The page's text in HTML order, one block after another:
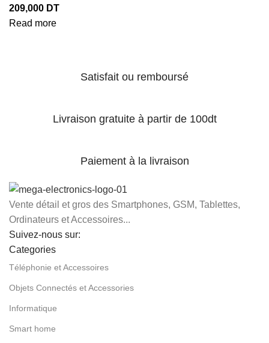
209,000 DT
Read more
Satisfait ou remboursé
Livraison gratuite à partir de 100dt
Paiement à la livraison
Vente détail et gros des Smartphones, GSM, Tablettes,
Ordinateurs et Accessoires...
Suivez-nous sur:
Categories
Téléphonie et Accessoires
Objets Connectés et Accessories
Informatique
Smart home